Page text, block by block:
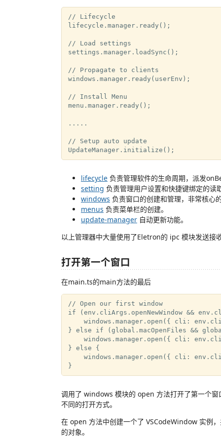
// Lifecycle
lifecycle.manager.ready();
// Load settings
settings.manager.loadSync();
// Propagate to clients
windows.manager.ready(userEnv);
// Install Menu
menu.manager.ready();
.....
// Setup auto update
lifecycle 负责管理软件的生命周期，派发
setting 负责管理用户设置和快捷键绑定的读
windows 负责窗口的创建和管理，非常核心
menus 负责菜单栏的创建。
update-manager 自动更新功能。
以上管理器中大量使用了Eletron的 ipc 模块发送接
打开第一个窗口
在main.ts的main方法的最后
// Open our first window
if (env.cliArgs.openNewWindow &&
windows.manager.open({ cli:
} else if (global.macOpenFiles &&
windows.manager.open({ cli:
} else {
windows.manager.open({ cli:
调用了 windows 模块的 open 方法打开了第一个
不同的打开方式。
在 open 方法中创建一个了 VSCodeWindow 实
的对象。